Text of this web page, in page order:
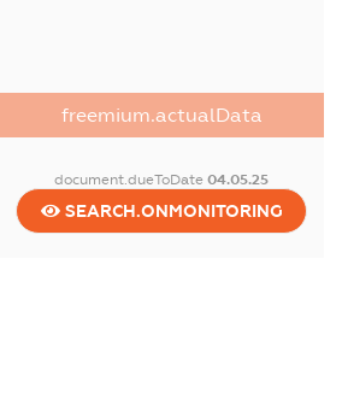
freemium.actualData
document.dueToDate04.05.25
SEARCH.ONMONITORING